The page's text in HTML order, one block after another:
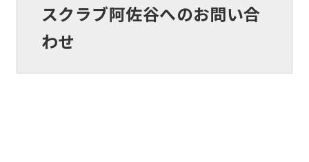
スクラブ阿佐谷へのお問い合
わせ